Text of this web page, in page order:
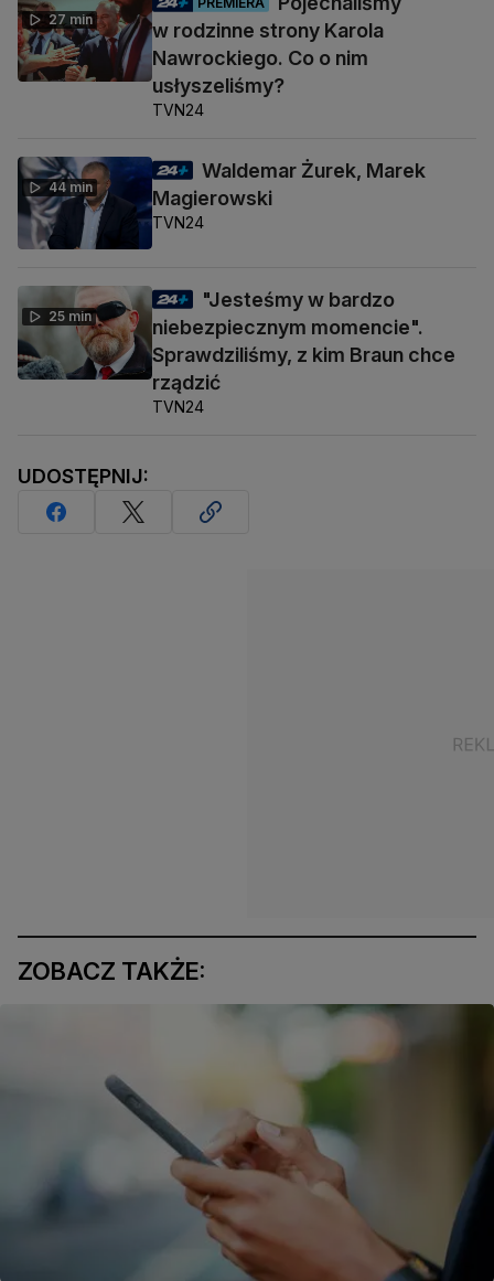
27 min
w rodzinne strony Karola
Nawrockiego. Co o nim
usłyszeliśmy?
TVN24
44 min
Waldemar Żurek, Marek
Magierowski
TVN24
25 min
"Jesteśmy w bardzo
niebezpiecznym momencie".
Sprawdziliśmy, z kim Braun chce
rządzić
TVN24
UDOSTĘPNIJ:
ZOBACZ TAKŻE: